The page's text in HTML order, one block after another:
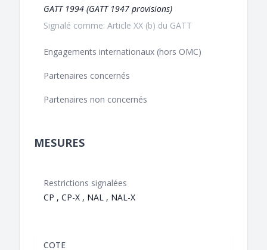
GATT 1994 (GATT 1947 provisions)
Signalé comme: Article XX (b) du GATT
Engagements internationaux (hors OMC)
Partenaires concernés
Partenaires non concernés
MESURES
Restrictions signalées
CP , CP-X , NAL , NAL-X
COTE